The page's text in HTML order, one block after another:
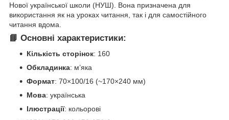
Нової української школи (НУШ). Вона призначена для
використання як на уроках читання, так і для самостійного
читання вдома.
📘 Основні характеристики:
Кількість сторінок: 160
Обкладинка: м’яка
Формат: 70×100/16 (~170×240 мм)
Мова: українська
Ілюстрації: кольорові